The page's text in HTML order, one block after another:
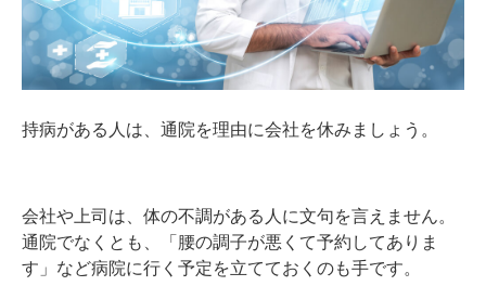
持病がある人は、通院を理由に会社を休みましょう。
会社や上司は、体の不調がある人に文句を言えません。
通院でなくとも、「腰の調子が悪くて予約してありま
す」など病院に行く予定を立てておくのも手です。